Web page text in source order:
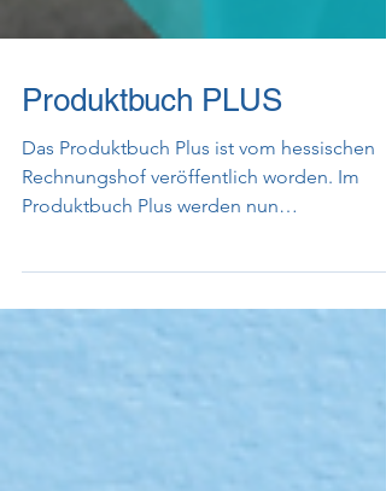
Produktbuch PLUS
Produktbuch Plus werden nun
Nachhaltigkeitsziele definiert...